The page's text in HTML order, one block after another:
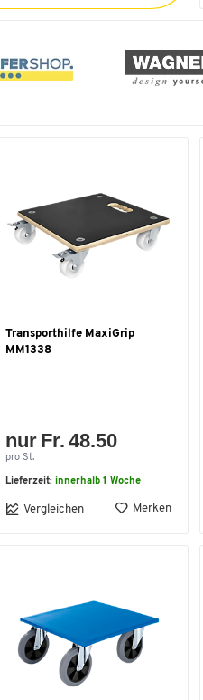
Transporthilfe MaxiGrip
MM1338
nur Fr. 48.50
pro St.
Lieferzeit: innerhalb 1 Woche
Vergleichen Merken